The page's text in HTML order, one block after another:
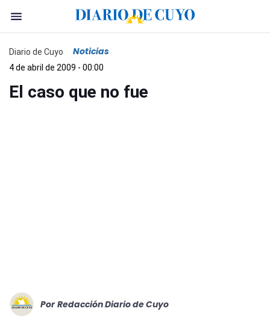
Diario de Cuyo Noticias
4 de abril de 2009 - 00:00
El caso que no fue
Por Redacción Diario de Cuyo